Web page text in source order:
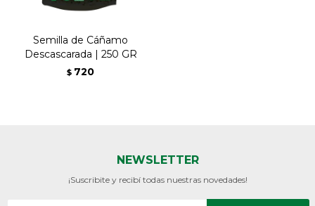
Semilla de Cáñamo
Descascarada | 250 GR
$ 720
NEWSLETTER
¡Suscribite y recibí todas nuestras novedades!